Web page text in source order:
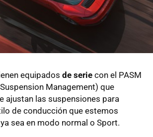
equipados de serie con el PASM
Management) que
ajustan las suspensiones para
de conducción que estemos
ya sea en modo normal o Sport.